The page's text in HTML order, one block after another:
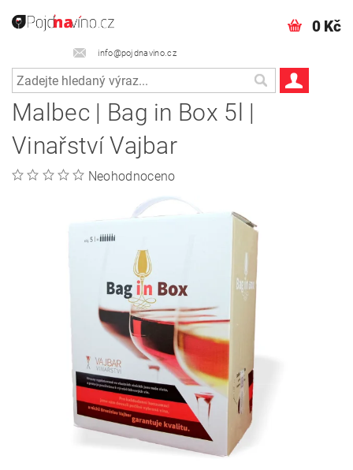
info@pojdnavino.cz
0 Kč
Malbec | Bag in Box 5l |
Vinařství Vajbar
Neohodnoceno